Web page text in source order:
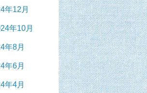
年12月
年10月
年8月
年6月
年4月